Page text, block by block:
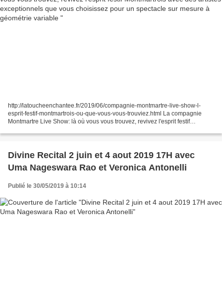
http://latoucheenchantee.fr/2019/06/compagnie-montmartre-live-show-l-
esprit-festif-montmartrois-ou-que-vous-vous-trouviez.html La compagnie
Montmartre Live Show: là où vous vous trouvez, revivez l'esprit festif
Divine Recital 2 juin et 4 aout 2019 17H avec
Uma Nageswara Rao et Veronica Antonelli
Publié le 30/05/2019 à 10:14